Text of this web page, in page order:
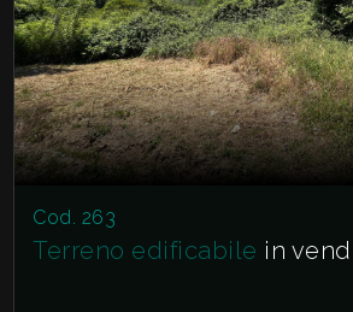
Cod. 263
Terreno edificabile in